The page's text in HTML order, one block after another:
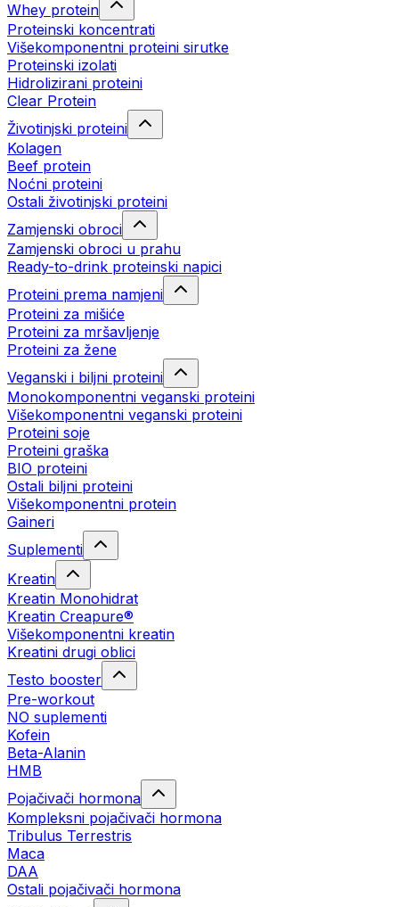
Whey protein
Proteinski koncentrati
Višekomponentni proteini sirutke
Proteinski izolati
Hidrolizirani proteini
Clear Protein
Životinjski proteini
Kolagen
Beef protein
Noćni proteini
Ostali životinjski proteini
Zamjenski obroci
Zamjenski obroci u prahu
Ready-to-drink proteinski napici
Proteini prema namjeni
Proteini za mišiće
Proteini za mršavljenje
Proteini za žene
Veganski i biljni proteini
Monokomponentni veganski proteini
Višekomponentni veganski proteini
Proteini soje
Proteini graška
BIO proteini
Ostali biljni proteini
Višekomponentni protein
Gaineri
Suplementi
Kreatin
Kreatin Monohidrat
Kreatin Creapure®
Višekomponentni kreatin
Kreatini drugi oblici
Testo booster
Pre-workout
NO suplementi
Kofein
Beta-Alanin
HMB
Pojačivači hormona
Kompleksni pojačivači hormona
Tribulus Terrestris
Maca
DAA
Ostali pojačivači hormona